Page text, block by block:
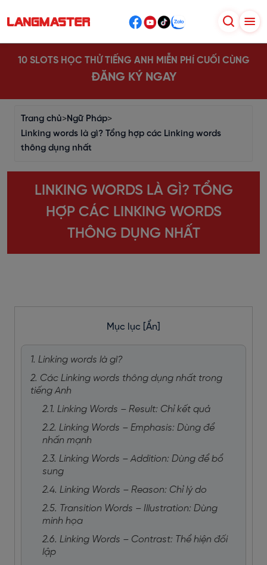
10 SLOTS HỌC THỬ TIẾNG ANH MIỄN PHÍ CUỐI CÙNG
ĐĂNG KÝ NGAY
Trang chủ>Ngữ Pháp>
Linking words là gì? Tổng hợp các Linking words
thông dụng nhất
LINKING WORDS LÀ GÌ? TỔNG
HỢP CÁC LINKING WORDS
THÔNG DỤNG NHẤT
Mục lục [Ẩn]
1. Linking words là gì?
2. Các Linking words thông dụng nhất trong
tiếng Anh
2.1. Linking Words – Result: Chỉ kết quả
2.2. Linking Words – Emphasis: Dùng để
nhấn mạnh
2.3. Linking Words – Addition: Dùng để bổ
sung
2.4. Linking Words – Reason: Chỉ lý do
2.5. Transition Words – Illustration: Dùng
minh họa
2.6. Linking Words – Contrast: Thể hiện đối
lập